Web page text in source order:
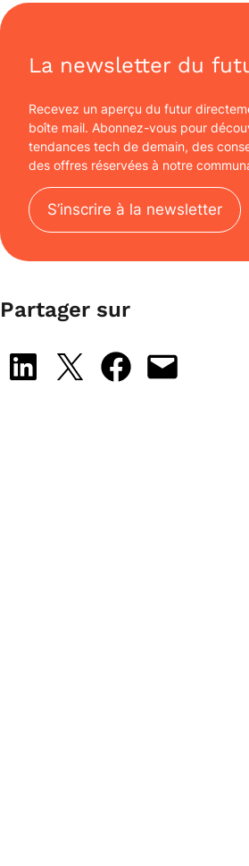
La newsletter du
Recevez un aperçu du futur
boîte mail. Abonnez-vous pour
tendances tech de demain, des
des offres réservées à notre
S’inscrire à la newsletter
Partager sur
Share on LinkedIn
Share on X Share on Facebook
Email this Page